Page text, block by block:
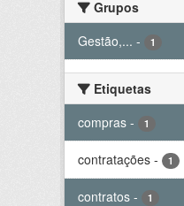
Grupos
Gestão,... - 1
Etiquetas
compras - 1
contratações - 1
contratos - 1